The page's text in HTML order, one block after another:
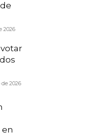
2026
2026
en